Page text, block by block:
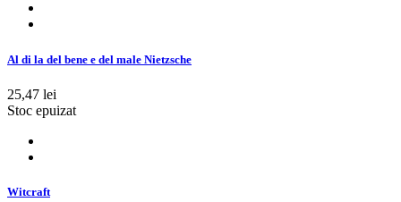
Al di la del bene e del male Nietzsche
25,47 lei
Stoc epuizat
Witcraft